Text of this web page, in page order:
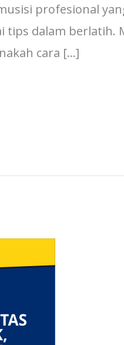
profesional
tips dalam berlatih.
cara […]